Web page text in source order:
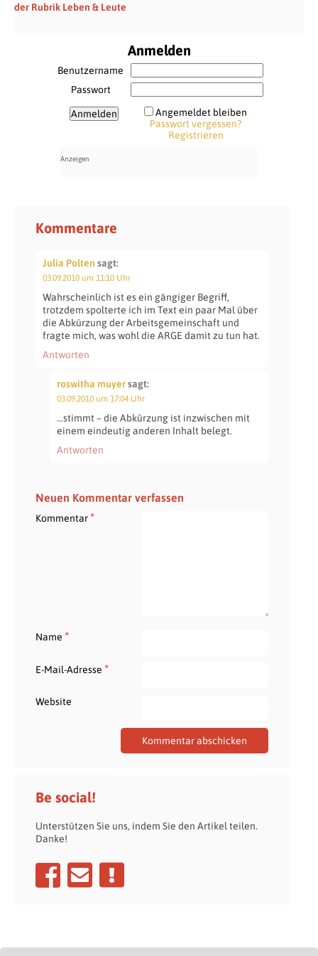
der Rubrik Leben & Leute
Anmelden
Benutzername
Passwort
Angemeldet bleiben
Passwort vergessen?
Registrieren
Kommentare
Julia Polten sagt:
03.09.2010 um 11:10 Uhr
Wahrscheinlich ist es ein gängiger Begriff,
trotzdem spolterte ich im Text ein paar Mal über
die Abkürzung der Arbeitsgemeinschaft und
fragte mich, was wohl die ARGE damit zu tun hat.
Antworten
roswitha muyersagt:
03.09.2010 um 17:04 Uhr
…stimmt – die Abkürzung ist inzwischen mit
einem eindeutig anderen Inhalt belegt.
Antworten
Neuen Kommentar verfassen
Kommentar*
Name *
E-Mail-Adresse *
Website
Be social!
Unterstützen Sie uns, indem Sie den Artikel teilen.
Danke!